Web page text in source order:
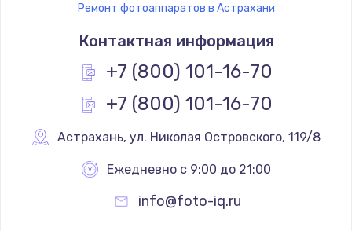
Замена термостата
1200 руб.
Заказать
Замена реле
Замена термопредохранителя
700 руб.
Ремонт фотоаппаратов в Астрахани
Контактная информация
+7 (800) 101-16-70
+7 (800) 101-16-70
Астрахань, ул. Николая Островского, 119/8
Ежедневно с 9:00 до 21:00
info@foto-iq.ru